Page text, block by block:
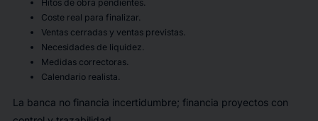
Hitos de obra pendientes.
Coste real para finalizar.
Ventas cerradas y ventas previstas.
Necesidades de liquidez.
Medidas correctoras.
Calendario realista.
La banca no financia incertidumbre; financia proyectos con